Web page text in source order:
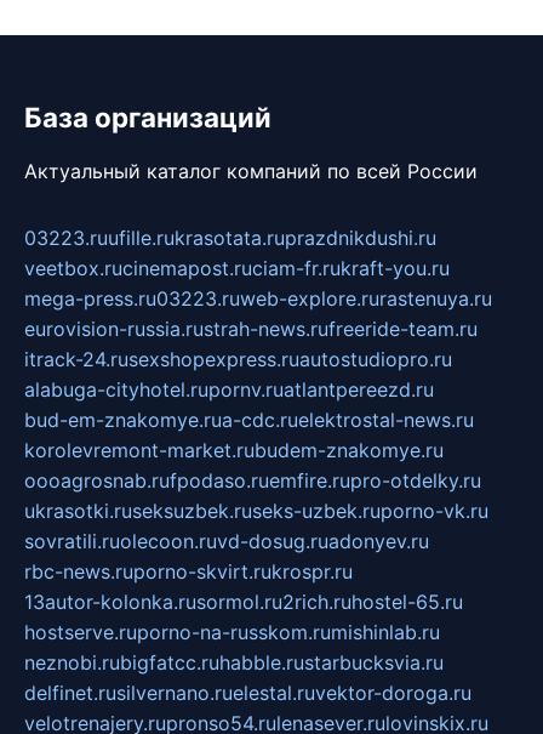
База организаций
Актуальный каталог компаний по всей России
03223.ruufille.rukrasotata.ruprazdnikdushi.ru
veetbox.rucinemapost.ruciam-fr.rukraft-you.ru
mega-press.ru03223.ruweb-explore.rurastenuya.ru
eurovision-russia.rustrah-news.rufreeride-team.ru
itrack-24.rusexshopexpress.ruautostudiopro.ru
alabuga-cityhotel.rupornv.ruatlantpereezd.ru
bud-em-znakomye.rua-cdc.ruelektrostal-news.ru
korolevremont-market.rubudem-znakomye.ru
oooagrosnab.rufpodaso.ruemfire.rupro-otdelky.ru
ukrasotki.ruseksuzbek.ruseks-uzbek.ruporno-vk.ru
sovratili.ruolecoon.ruvd-dosug.ruadonyev.ru
rbc-news.ruporno-skvirt.rukrospr.ru
13autor-kolonka.rusormol.ru2rich.ruhostel-65.ru
hostserve.ruporno-na-russkom.rumishinlab.ru
neznobi.rubigfatcc.ruhabble.rustarbucksvia.ru
delfinet.rusilvernano.ruelestal.ruvektor-doroga.ru
velotrenajery.rupronso54.rulenasever.rulovinskix.ru